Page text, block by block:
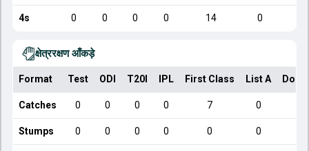
4s 0 0 0 0 14 0
क्षेत्ररक्षण आँकड़े
Format Test ODI T20I IPL First Class List A
Catches 0 0 0 0 7 0
Stumps 0 0 0 0 0 0